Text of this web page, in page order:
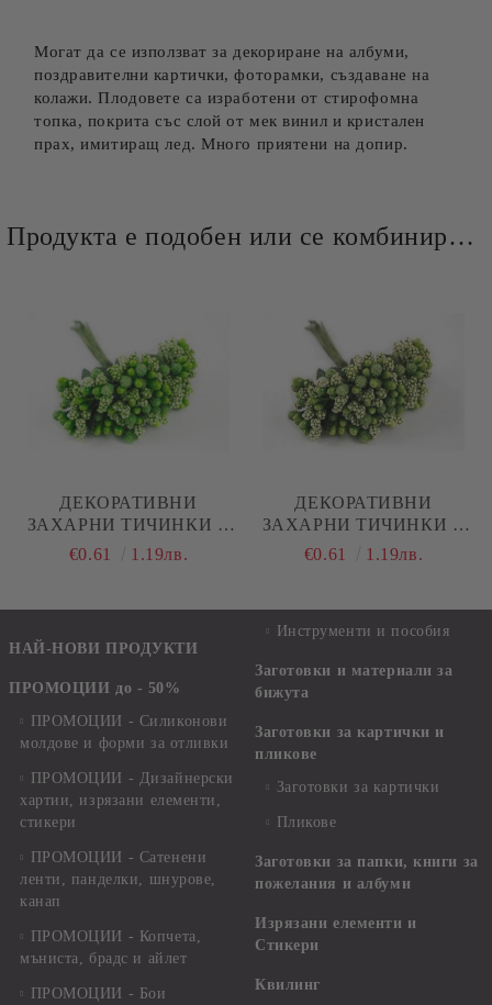
Могат да се използват за декориране на албуми,
поздравителни картички, фоторамки, създаване на
колажи. Плодовете са изработени от стирофомна
топка, покрита със слой от мек винил и кристален
прах, имитиращ лед. Много приятени на допир.
Продукта е подобен или се комбинира добре и със следните продукти :
ДЕКОРАТИВНИ
ЗАХАРНИ ТИЧИНКИ В
ЗЕЛЕНО
€0.61 1.19лв.
ДЕКОРАТИВНИ
ЗАХАРНИ ТИЧИНКИ В
ТЪМНО ЗЕЛЕНО
€0.61 1.19лв.
НАЙ-НОВИ ПРОДУКТИ
ПРОМОЦИИ до - 50%
ПРОМОЦИИ - Силиконови
молдове и форми за отливки
ПРОМОЦИИ - Дизайнерски
хартии, изрязани елементи,
стикери
ПРОМОЦИИ - Сатенени
ленти, панделки, шнурове,
канап
ПРОМОЦИИ - Копчета,
мъниста, брадс и айлет
ПРОМОЦИИ - Бои
Инструменти и пособия
Заготовки и материали за
бижута
Заготовки за картички и
пликове
Заготовки за картички
Пликове
Заготовки за папки, книги за
пожелания и албуми
Изрязани елементи и
Стикери
Квилинг